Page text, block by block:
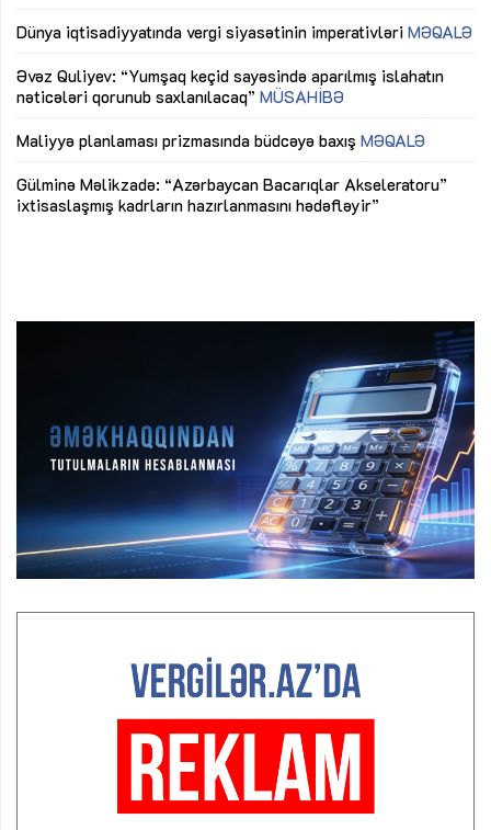
Dünya iqtisadiyyatında vergi siyasətinin imperativləri MƏQALƏ
Əvəz Quliyev: “Yumşaq keçid sayəsində aparılmış islahatın
nəticələri qorunub saxlanılacaq” MÜSAHİBƏ
Maliyyə planlaması prizmasında büdcəyə baxış MƏQALƏ
Gülminə Məlikzadə: “Azərbaycan Bacarıqlar Akseleratoru”
ixtisaslaşmış kadrların hazırlanmasını hədəfləyir”